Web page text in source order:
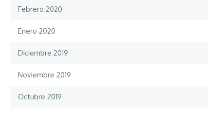
Febrero 2020
Enero 2020
Diciembre 2019
Noviembre 2019
Octubre 2019